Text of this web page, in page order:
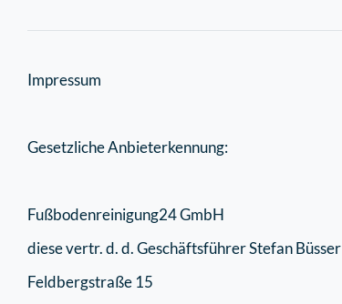
Impressum
Gesetzliche Anbieterkennung:
Fußbodenreinigung24 GmbH
diese vertr. d. d. Geschäftsführer Stefan Büsser
Feldbergstraße 15